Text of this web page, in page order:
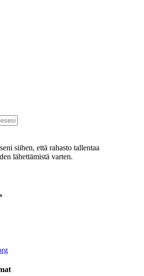
siihen, että rahasto tallentaa
lähettämistä varten.